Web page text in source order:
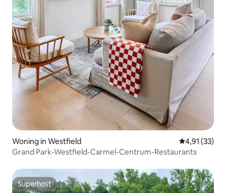
Woning in Westfield Gemiddelde
4,91 (33)
Grand Park-Westfield-Carmel-Centrum-Restaurants
Superhost
Superhost